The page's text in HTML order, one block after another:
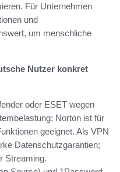
Für Unternehmen
und
um menschliche
Nutzer konkret
oder ESET wegen
Norton ist für
geeignet. Als VPN
Datenschutzgarantien;
Streaming.